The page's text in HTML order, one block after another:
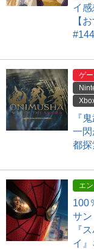
イ
【
ゲ
『
一
都
エ
100
サン
『
イ